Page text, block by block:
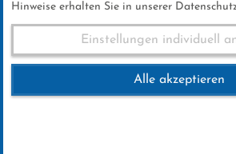
Club-News 13.10.2016
13 .Oktober 2016
Hinweise erhalten Sie in unserer
Einstellungen individuell
Alle akzeptieren